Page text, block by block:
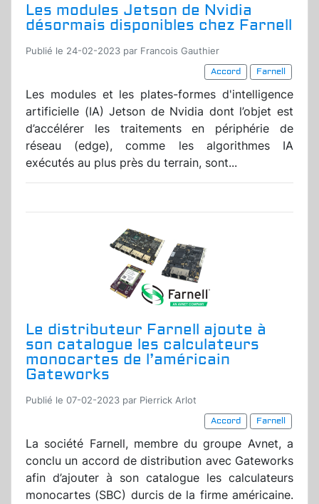
Les modules Jetson de Nvidia
désormais disponibles chez Farnell
Publié le 24-02-2023 par Francois Gauthier
Accord
Farnell
Les modules et les plates-formes d'intelligence
artificielle (IA) Jetson de Nvidia dont l’objet est
d’accélérer les traitements en périphérie de
réseau (edge), comme les algorithmes IA
exécutés au plus près du terrain, sont...
Le distributeur Farnell ajoute à
son catalogue les calculateurs
monocartes de l’américain
Gateworks
Publié le 07-02-2023 par Pierrick Arlot
Accord
Farnell
La société Farnell, membre du groupe Avnet, a
conclu un accord de distribution avec Gateworks
afin d’ajouter à son catalogue les calculateurs
monocartes (SBC) durcis de la firme américaine.